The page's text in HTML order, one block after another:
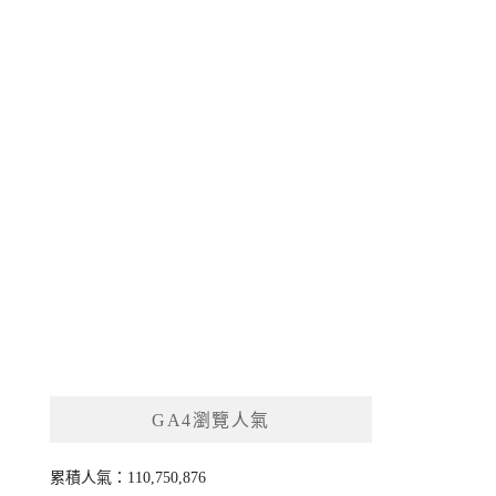
GA4瀏覽人氣
累積人氣：110,750,876